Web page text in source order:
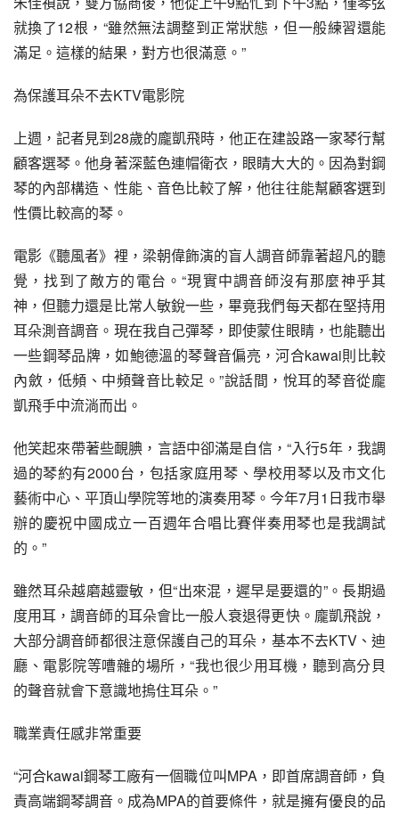
就換了12根，“雖然無法調整到正常狀態，但一般練習還能
滿足。這樣的結果，對方也很滿意。”
為保護耳朵不去KTV電影院
上週，記者見到28歲的龐凱飛時，他正在建設路一家琴行幫
顧客選琴。他身著深藍色連帽衛衣，眼睛大大的。因為對鋼
琴的內部構造、性能、音色比較了解，他往往能幫顧客選到
性價比較高的琴。
電影《聽風者》裡，梁朝偉飾演的盲人調音師靠著超凡的聽
覺，找到了敵方的電台。“現實中調音師沒有那麼神乎其
神，但聽力還是比常人敏銳一些，畢竟我們每天都在堅持用
耳朵測音調音。現在我自己彈琴，即使蒙住眼睛，也能聽出
一些鋼琴品牌，如鮑德溫的琴聲音偏亮，河合kawai則比較
內斂，低頻、中頻聲音比較足。”說話間，悅耳的琴音從龐
凱飛手中流淌而出。
他笑起來帶著些靦腆，言語中卻滿是自信，“入行5年，我調
過的琴約有2000台，包括家庭用琴、學校用琴以及市文化
藝術中心、平頂山學院等地的演奏用琴。今年7月1日我市舉
辦的慶祝中國成立一百週年合唱比賽伴奏用琴也是我調試
的。”
雖然耳朵越磨越靈敏，但“出來混，遲早是要還的”。長期過
度用耳，調音師的耳朵會比一般人衰退得更快。龐凱飛說，
大部分調音師都很注意保護自己的耳朵，基本不去KTV、迪
廳、電影院等嘈雜的場所，“我也很少用耳機，聽到高分貝
的聲音就會下意識地摀住耳朵。”
職業責任感非常重要
“河合kawai鋼琴工廠有一個職位叫MPA，即首席調音師，負
責高端鋼琴調音。成為MPA的首要條件，就是擁有優良的品